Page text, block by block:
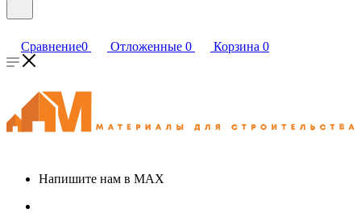
Сравнение0 Отложенные 0 Корзина 0
Напишите нам в MAX